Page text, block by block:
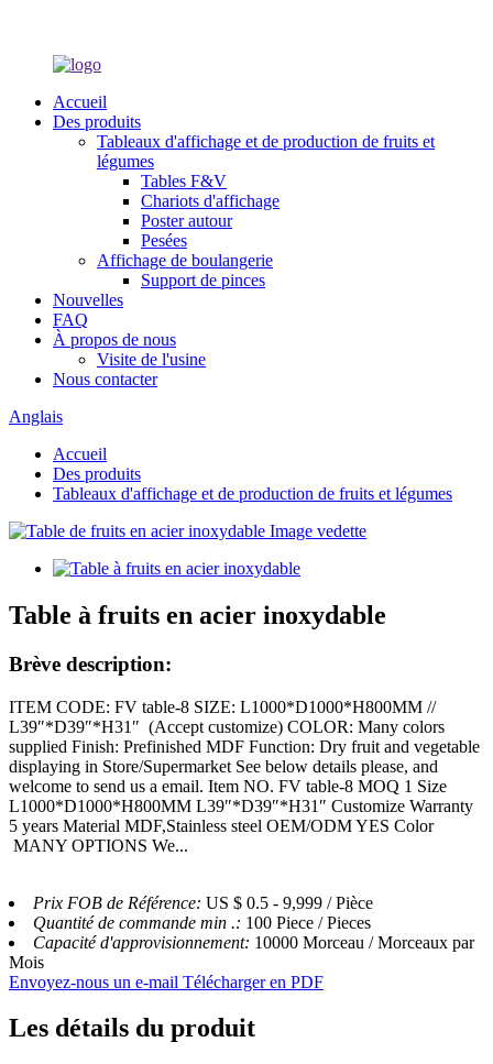
Accueil
Des produits
Tableaux d'affichage et de production de fruits et
légumes
Tables F&V
Chariots d'affichage
Poster autour
Pesées
Affichage de boulangerie
Support de pinces
Nouvelles
FAQ
À propos de nous
Visite de l'usine
Nous contacter
Anglais
Accueil
Des produits
Tableaux d'affichage et de production de fruits et légumes
Table à fruits en acier inoxydable
Brève description:
ITEM CODE: FV table-8 SIZE: L1000*D1000*H800MM //
L39″*D39″*H31″ (Accept customize) COLOR: Many colors
supplied Finish: Prefinished MDF Function: Dry fruit and vegetable
displaying in Store/Supermarket See below details please, and
welcome to send us a email. Item NO. FV table-8 MOQ 1 Size
L1000*D1000*H800MM L39″*D39″*H31″ Customize Warranty
5 years Material MDF,Stainless steel OEM/ODM YES Color
MANY OPTIONS We...
Prix ​​FOB de Référence: US $ 0.5 - 9,999 / Pièce
Quantité de commande min .: 100 Piece / Pieces
Capacité d'approvisionnement: 10000 Morceau / Morceaux par
Mois
Envoyez-nous un e-mail Télécharger en PDF
Les détails du produit